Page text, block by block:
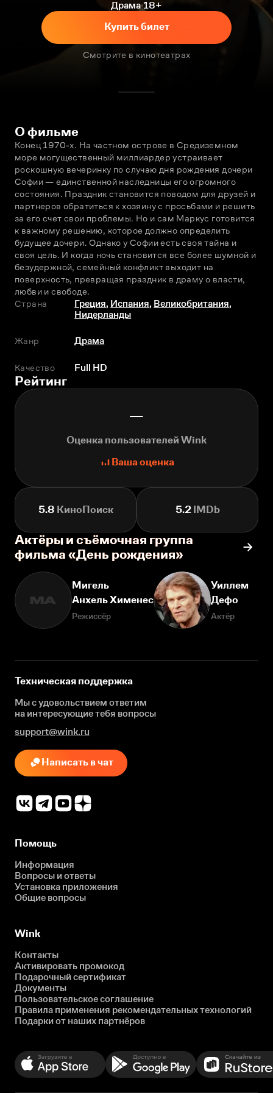
Драма 18+
Купить билет
Смотрите в кинотеатрах
О фильме
Конец 1970-х. На частном острове в Средиземном
море могущественный миллиардер устраивает
роскошную вечеринку по случаю дня рождения дочери
Софии — единственной наследницы его огромного
состояния. Праздник становится поводом для друзей и
партнеров обратиться к хозяину с просьбами и решить
за его счет свои проблемы. Но и сам Маркус готовится
к важному решению, которое должно определить
будущее дочери. Однако у Софии есть своя тайна и
своя цель. И когда ночь становится все более шумной и
безудержной, семейный конфликт выходит на
поверхность, превращая праздник в драму о власти,
любви и свободе.
Страна
Греция, Испания, Великобритания,
Нидерланды
Жанр Драма
Качество Full HD
Рейтинг
—
Оценка пользователей Wink
Ваша оценка
5.8 КиноПоиск 5.2IMDb
Актёры и съёмочная группа
фильма «День рождения»
МА
Мигель
Анхель Хименес
Режиссёр
Уиллем
Дефо
Актёр
Техническая поддержка
Мы с удовольствием ответим
на интересующиетебя вопросы
support@wink.ru
Написать в чат
Помощь
Информация
Вопросы и ответы
Установка приложения
Общие вопросы
Wink
Контакты
Активировать промокод
Подарочный сертификат
Документы
Пользовательское соглашение
Правила применения рекомендательных технологий
Подарки от наших партнёров